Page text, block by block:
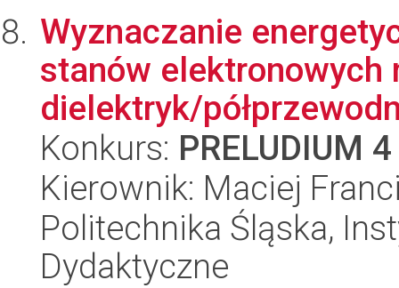
Wyznaczanie
stanów elektronowych
dielektryk/
Konkurs: PRELUDIUM 4
Kierownik: Maciej
Politechnika Śląska,
Dydaktyczne